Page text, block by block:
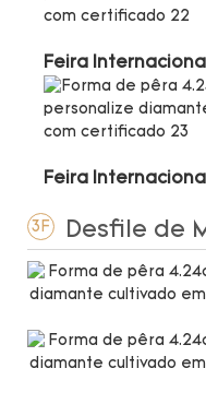
Feira
Feira
3F Desfile de